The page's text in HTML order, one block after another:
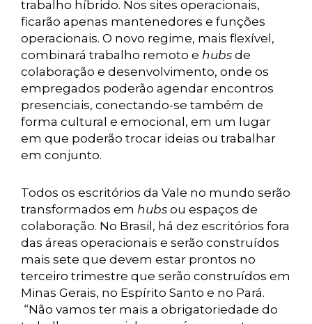
trabalho híbrido. Nos sites operacionais,
ficarão apenas mantenedores e funções
operacionais. O novo regime, mais flexível,
combinará trabalho remoto e hubs de
colaboração e desenvolvimento, onde os
empregados poderão agendar encontros
presenciais, conectando-se também de
forma cultural e emocional, em um lugar
em que poderão trocar ideias ou trabalhar
em conjunto.
Todos os escritórios da Vale no mundo serão
transformados em hubs ou espaços de
colaboração. No Brasil, há dez escritórios fora
das áreas operacionais e serão construídos
mais sete que devem estar prontos no
terceiro trimestre que serão construídos em
Minas Gerais, no Espírito Santo e no Pará.
“Não vamos ter mais a obrigatoriedade do